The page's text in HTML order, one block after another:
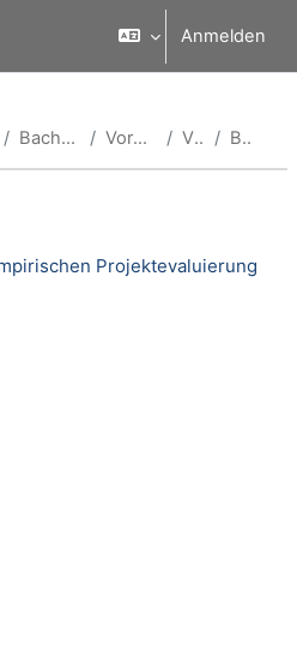
Anmelden
Bachelor Volkswirtschaftslehre Vorherige Semester (VWL) VWL WS 21/22 Beschreibung
Projektevaluierung